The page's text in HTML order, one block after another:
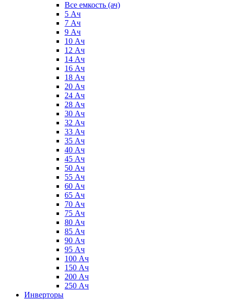
Все емкость (ач)
5 Ач
7 Ач
9 Ач
10 Ач
12 Ач
14 Ач
16 Ач
18 Ач
20 Ач
24 Ач
28 Ач
30 Ач
32 Ач
33 Ач
35 Ач
40 Ач
45 Ач
50 Ач
55 Ач
60 Ач
65 Ач
70 Ач
75 Ач
80 Ач
85 Ач
90 Ач
95 Ач
100 Ач
150 Ач
200 Ач
250 Ач
Инверторы